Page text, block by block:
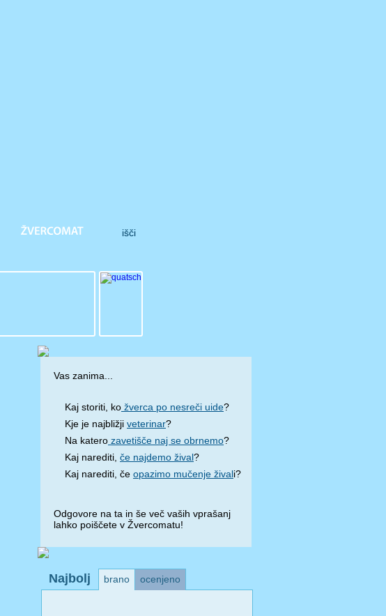
Vas zanima...
Kaj storiti, ko žverca po nesreči uide?
Kje je najbližji veterinar?
Na katero zavetišče naj se obrnemo?
Kaj narediti, če najdemo žival?
Kaj narediti, če opazimo mučenje živali?
Odgovore na ta in še več vaših vprašanj
lahko poiščete v Žvercomatu!
Najbolj brano ocenjeno